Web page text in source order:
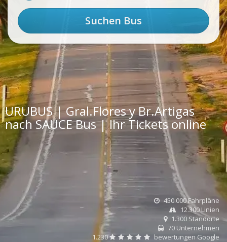
URUBUS | Gral.Flores y Br.Artigas
nach SAUCE Bus | Ihr Tickets online
450.000 Fahrpläne
12.300 Linien
1.300 Standorte
70 Unternehmen
1.230
bewertungen Google